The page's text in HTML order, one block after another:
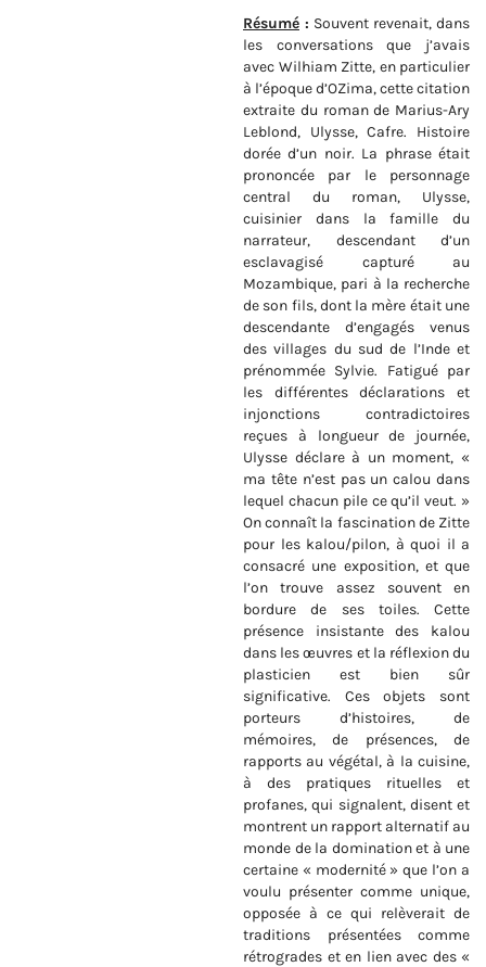
Résumé : Souvent revenait, dans
les conversations que j’avais
avec Wilhiam Zitte, en particulier
à l’époque d’OZima, cette citation
extraite du roman de Marius-Ary
Leblond, Ulysse, Cafre. Histoire
dorée d’un noir. La phrase était
prononcée par le personnage
central du roman, Ulysse,
cuisinier dans la famille du
narrateur, descendant d’un
esclavagisé capturé au
Mozambique, pari à la recherche
de son fils, dont la mère était une
descendante d’engagés venus
des villages du sud de l’Inde et
prénommée Sylvie. Fatigué par
les différentes déclarations et
injonctions contradictoires
reçues à longueur de journée,
Ulysse déclare à un moment, «
ma tête n’est pas un calou dans
lequel chacun pile ce qu’il veut. »
On connaît la fascination de Zitte
pour les kalou/pilon, à quoi il a
consacré une exposition, et que
l’on trouve assez souvent en
bordure de ses toiles. Cette
présence insistante des kalou
dans les œuvres et la réflexion du
plasticien est bien sûr
significative. Ces objets sont
porteurs d’histoires, de
mémoires, de présences, de
rapports au végétal, à la cuisine,
à des pratiques rituelles et
profanes, qui signalent, disent et
montrent un rapport alternatif au
monde de la domination et à une
certaine « modernité » que l’on a
voulu présenter comme unique,
opposée à ce qui relèverait de
traditions présentées comme
rétrogrades et en lien avec des «